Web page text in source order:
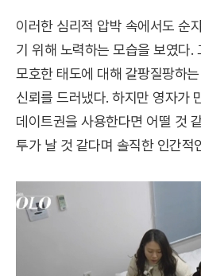
이러한 심리적 압박 속에서도 순
기 위해 노력하는 모습을 보였다.
모호한 태도에 대해 갈팡질팡하
신뢰를 드러냈다. 하지만 영자가
데이트권을 사용한다면 어떨 것
투가 날 것 같다며 솔직한 인간적